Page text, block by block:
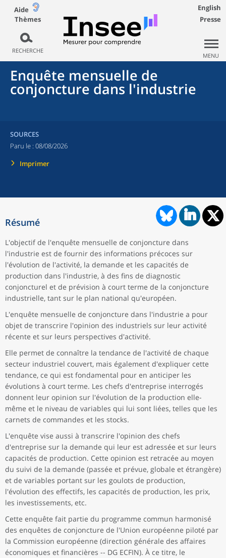
Aide
Thèmes
RECHERCHE
English
Presse
MENU
Enquête mensuelle de
conjoncture dans l'industrie
SOURCES
Paru le : 08/08/2026
Imprimer
Résumé
L'objectif de l'enquête mensuelle de conjoncture dans
l'industrie est de fournir des informations précoces sur
l'évolution de l'activité, la demande et les capacités de
production dans l'industrie, à des fins de diagnostic
conjoncturel et de prévision à court terme de la conjoncture
industrielle, tant sur le plan national qu'européen.
L'enquête mensuelle de conjoncture dans l'industrie a pour
objet de transcrire l'opinion des industriels sur leur activité
récente et sur leurs perspectives d'activité.
Elle permet de connaître la tendance de l'activité de chaque
secteur industriel couvert, mais également d'expliquer cette
tendance, ce qui est fondamental pour en anticiper les
évolutions à court terme. Les chefs d'entreprise interrogés
donnent leur opinion sur l'évolution de la production elle-
même et le niveau de variables qui lui sont liées, telles que les
carnets de commandes et les stocks.
L'enquête vise aussi à transcrire l'opinion des chefs
d'entreprise sur la demande qui leur est adressée et sur leurs
capacités de production. Cette opinion est retracée au moyen
du suivi de la demande (passée et prévue, globale et étrangère)
et de variables portant sur les goulots de production,
l'évolution des effectifs, les capacités de production, les prix,
les investissements, etc.
Cette enquête fait partie du programme commun harmonisé
des enquêtes de conjoncture de l'Union européenne piloté par
la Commission européenne (direction générale des affaires
économiques et financières -- DG ECFIN). À ce titre, le